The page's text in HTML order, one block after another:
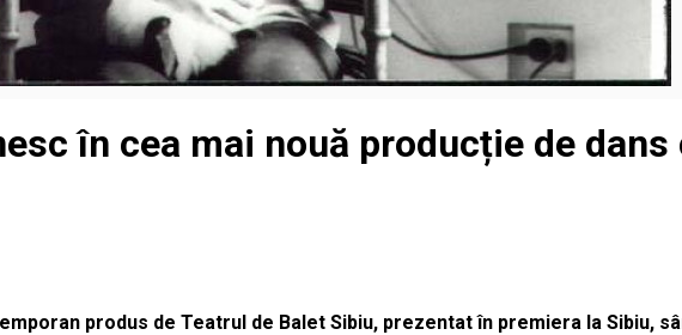
în cea mai nouă producție de dans
produs de Teatrul de Balet Sibiu, prezentat în premiera la Sibiu,